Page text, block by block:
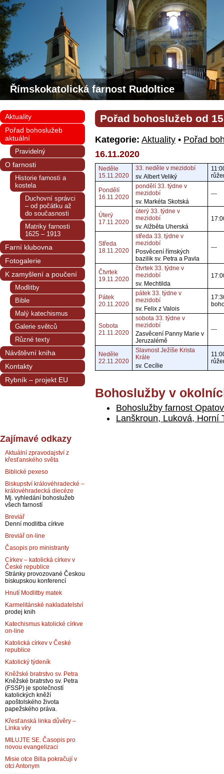
Římskokatolická farnost Rudoltice
Pořad bohoslužeb od
Kategorie: Aktuality • Pořad
16.11.2020
Neděle
15.11.2020
33. neděle v mezidobí
sv. Albert Veliký
Pondělí
16.11.2020
pondělí 33. týdne v
mezidobí
sv. Markéta Skotská
---
Úterý
17.11.2020
úterý 33. týdne v
mezidobí
sv. Alžběta Uherská
Středa
18.11.2020
středa 33. týdne v
mezidobí
Posvěcení římských
bazilik sv. Petra a Pavla
---
Čtvrtek
19.11.2020
čtvrtek 33. týdne v
mezidobí
sv. Mechtilda
Pátek
20.11.2020
pátek 33. týdne v
mezidobí
sv. Felix z Valois
Sobota
21.11.2020
sobota 33. týdne v
mezidobí
Zasvěcení Panny Marie v
Jeruzalémě
---
Neděle
22.11.2020
Slavnost Ježíše Krista
Krále
sv. Cecílie
Bohoslužby v
Bohoslužby farnost Opatov
Lanškroun, Luková, Horní
Aktuality
Pořad bohoslužeb
aktuální
Pravidelný
O farnosti
Historie farnosti a
kostela
Duchovní správci
– od počátku až
do současnosti
Matriky farnosti
1625 – 1913
Farní klubovna
Fotogalerie
K zamyšlení a poučení
Modlitby
Bible
Malý katechismus
Galerie světců
Různé texty
Návštěvní kniha
Kontakty
Rybník – projekt EU
Zajímavé odkazy
Aktuální zpravodajství z
křesťanského světa
Biblické pexeso
Biskupství královéhradecké –
královéhradecká diecéze
Mj. vyhledání bohoslužeb
všech farností
Breviář
Denní modlitba církve
Breviář on-line
Časopis pro ministranty
Církev – katolická církev v
České republice
Stránky provozované Českou
biskupskou konferencí
Hnutí Modlitby matek
Karmelitánské nakladatelství
prodej knih
Katechismus katolické církve
on-line
Katolická církev v České
republice
Katolický týdeník
Kněžské bratrstvo sv. Petra
Kněžské bratrstvo sv. Petra
(FSSP) je společností
katolických kněží
apoštolského života
papežského práva.
Křesťanská linka důvěry –
Linka víry
MILUJTE SE. Časopis pro
novou evangelizaci
Misie otce Billa pokračují v
otci Antonym